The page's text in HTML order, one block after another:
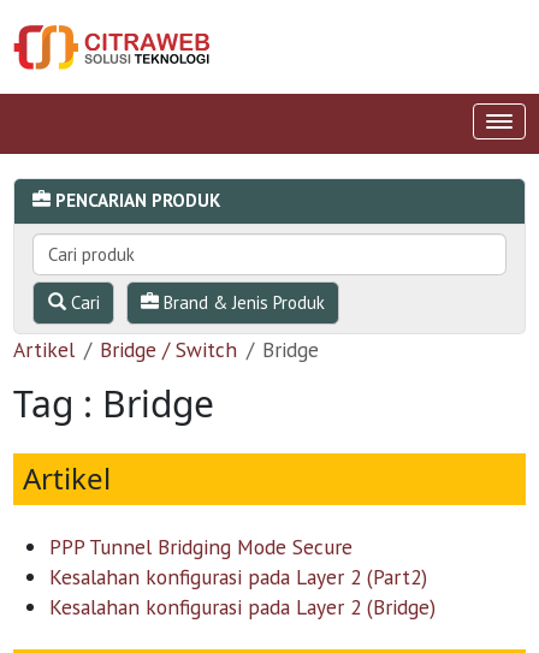
PENCARIAN PRODUK
Cari Brand & Jenis Produk
Artikel Bridge / Switch Bridge
Tag : Bridge
Artikel
PPP Tunnel Bridging Mode Secure
Kesalahan konfigurasi pada Layer 2 (Part2)
Kesalahan konfigurasi pada Layer 2 (Bridge)